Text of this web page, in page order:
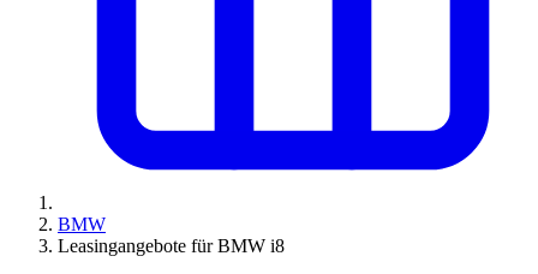
BMW
Leasingangebote für BMW i8